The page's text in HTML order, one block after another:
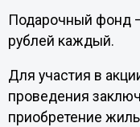
Подарочный фонд
рублей каждый.
Для участия в
проведения
приобретение